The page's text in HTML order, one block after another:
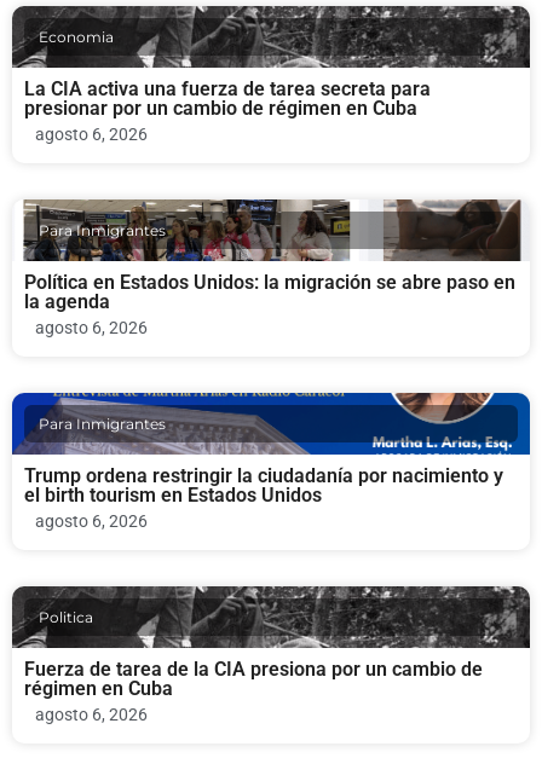
Economia
La CIA activa una fuerza de tarea secreta para
presionar por un cambio de régimen en Cuba
agosto 6, 2026
Para Inmigrantes
Política en Estados Unidos: la migración se abre paso en
la agenda
agosto 6, 2026
Para Inmigrantes
Trump ordena restringir la ciudadanía por nacimiento y
el birth tourism en Estados Unidos
agosto 6, 2026
Politica
Fuerza de tarea de la CIA presiona por un cambio de
régimen en Cuba
agosto 6, 2026